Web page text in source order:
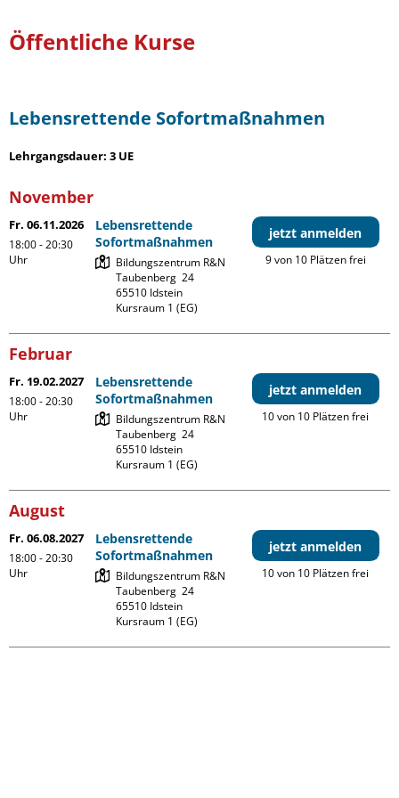
Öffentliche Kurse
Lebensrettende Sofortmaßnahmen
Lehrgangsdauer: 3 UE
November
Fr. 06.11.2026
18:00 - 20:30
Uhr
Lebensrettende
Sofortmaßnahmen
Bildungszentrum R&N
Taubenberg  24
65510 Idstein
Kursraum 1 (EG)
jetzt anmelden
9 von 10 Plätzen frei
Februar
Fr. 19.02.2027
18:00 - 20:30
Uhr
Lebensrettende
Sofortmaßnahmen
Bildungszentrum R&N
Taubenberg  24
65510 Idstein
Kursraum 1 (EG)
jetzt anmelden
10 von 10 Plätzen frei
August
Fr. 06.08.2027
18:00 - 20:30
Uhr
Lebensrettende
Sofortmaßnahmen
Bildungszentrum R&N
Taubenberg  24
65510 Idstein
Kursraum 1 (EG)
jetzt anmelden
10 von 10 Plätzen frei